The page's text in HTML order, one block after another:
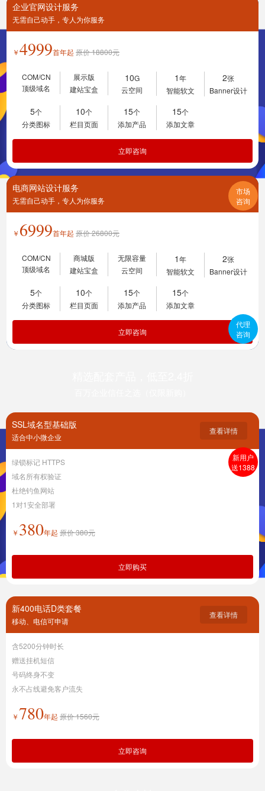
企业官网设计服务
无需自己动手，专人为你服务
￥4999首年起 原价18800元
COM/CN
顶级域名
展示版
建站宝盒
10G
云空间
1年
智能软文
2张
Banner设计
5个
分类图标
10个
栏目页面
15个
添加产品
15个
添加文章
立即咨询
电商网站设计服务
无需自己动手，专人为你服务
￥ 6999首年起 原价26800元
COM/CN
顶级域名
商城版
建站宝盒
无限容量
云空间
1年
智能软文
2张
Banner设计
5个
分类图标
10个
栏目页面
15个
添加产品
15个
添加文章
立即咨询
SSL域名型基础版
适合中小微企业
查看详情
绿锁标记 HTTPS
域名所有权验证
杜绝钓鱼网站
1对1安全部署
￥ 380年起 原价 380元
立即购买
新400电话D类套餐
移动、电信可申请
查看详情
含5200分钟时长
赠送挂机短信
号码终身不变
永不占线避免客户流失
￥780年起 原价 1560元
立即咨询
市场
咨询
代理
咨询
新用户
送1388